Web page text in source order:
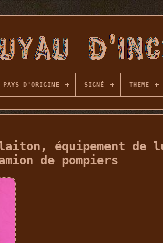
PAYS D'ORIGINE SIGNÉ THEME
équipement de
de pompiers